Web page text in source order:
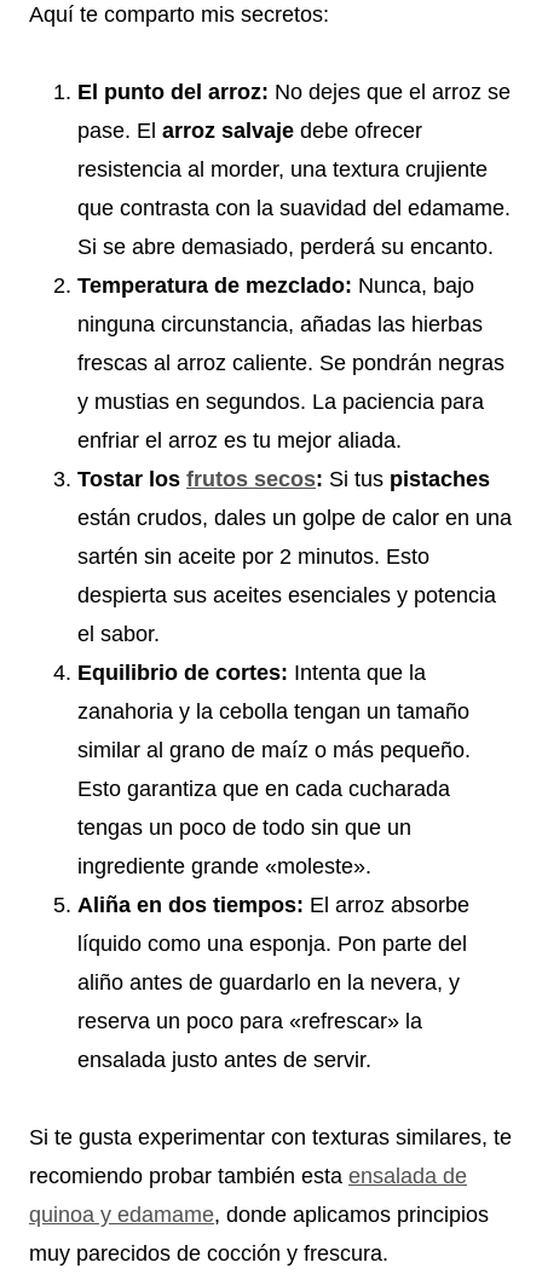
Aquí te comparto mis secretos:
El punto del arroz: No dejes que el arroz se
pase. El arroz salvaje debe ofrecer
resistencia al morder, una textura crujiente
que contrasta con la suavidad del edamame.
Si se abre demasiado, perderá su encanto.
Temperatura de mezclado: Nunca, bajo
ninguna circunstancia, añadas las hierbas
frescas al arroz caliente. Se pondrán negras
y mustias en segundos. La paciencia para
enfriar el arroz es tu mejor aliada.
Tostar los frutos secos: Si tus pistaches
están crudos, dales un golpe de calor en una
sartén sin aceite por 2 minutos. Esto
despierta sus aceites esenciales y potencia
el sabor.
Equilibrio de cortes: Intenta que la
zanahoria y la cebolla tengan un tamaño
similar al grano de maíz o más pequeño.
Esto garantiza que en cada cucharada
tengas un poco de todo sin que un
ingrediente grande «moleste».
Aliña en dos tiempos: El arroz absorbe
líquido como una esponja. Pon parte del
aliño antes de guardarlo en la nevera, y
reserva un poco para «refrescar» la
ensalada justo antes de servir.
Si te gusta experimentar con texturas similares, te
recomiendo probar también esta ensalada de
quinoa y edamame, donde aplicamos principios
muy parecidos de cocción y frescura.